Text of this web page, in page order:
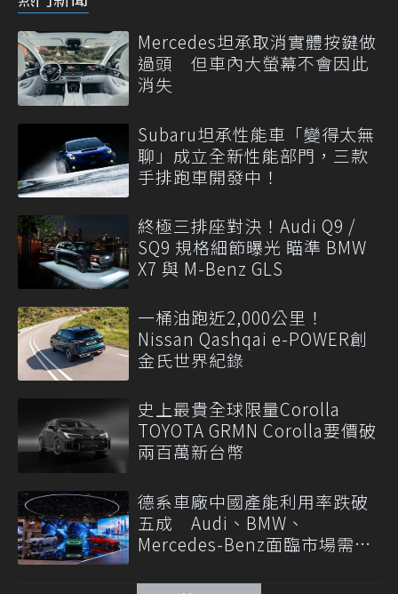
Mercedes坦承取消實體按鍵做
過頭 但車內大螢幕不會因此
消失
Subaru坦承性能車「變得太無
聊」成立全新性能部門，三款
手排跑車開發中！
終極三排座對決！Audi Q9 /
SQ9 規格細節曝光 瞄準 BMW
X7 與 M-Benz GLS
一桶油跑近2,000公里！
Nissan Qashqai e-POWER創
金氏世界紀錄
史上最貴全球限量Corolla
TOYOTA GRMN Corolla要價破
兩百萬新台幣
德系車廠中國產能利用率跌破
五成 Audi、BMW、
Mercedes-Benz面臨市場需求